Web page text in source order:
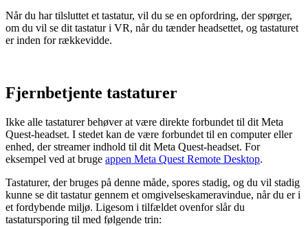
Når du har tilsluttet et tastatur, vil du se en opfordring, der spørger,
om du vil se dit tastatur i VR, når du tænder headsettet, og tastaturet
er inden for rækkevidde.
Fjernbetjente tastaturer
Ikke alle tastaturer behøver at være direkte forbundet til dit Meta
Quest-headset. I stedet kan de være forbundet til en computer eller
enhed, der streamer indhold til dit Meta Quest-headset. For
eksempel ved at bruge appen Meta Quest Remote Desktop.
Tastaturer, der bruges på denne måde, spores stadig, og du vil stadig
kunne se dit tastatur gennem et omgivelseskameravindue, når du er i
et fordybende miljø. Ligesom i tilfældet ovenfor slår du
tastatursporing til med følgende trin: